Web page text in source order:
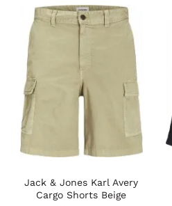
Jack & Jones Karl Avery
Cargo Shorts Beige